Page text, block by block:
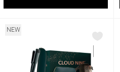
NEW